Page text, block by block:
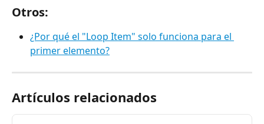
Otros:
¿Por qué el "Loop Item" solo funciona para el
primer elemento?
Artículos relacionados